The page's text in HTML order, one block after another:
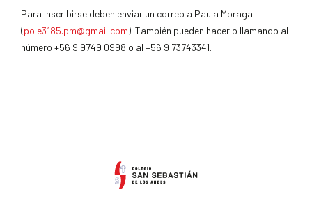
Para inscribirse deben enviar un correo a Paula Moraga
(pole3185.pm@gmail.com). También pueden hacerlo llamando al
número +56 9 9749 0998 o al +56 9 73743341.